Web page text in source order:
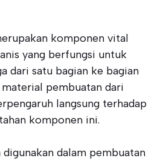
komponen vital
yang berfungsi untuk
dari satu bagian ke bagian
pembuatan dari
langsung terhadap
komponen ini.
digunakan dalam pembuatan